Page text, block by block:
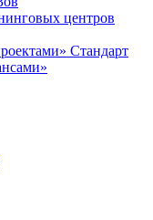
центров
Стандарт